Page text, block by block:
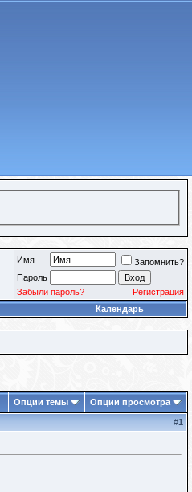
Имя
Запомнить?
Пароль
Забыли пароль?
Регистрация
Календарь
Опции темы Опции просмотра
#1